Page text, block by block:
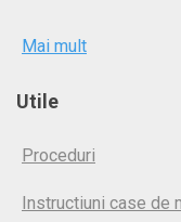
Mai mult
Utile
Proceduri
Instructiuni case de